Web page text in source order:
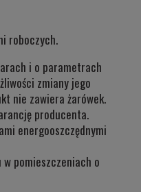
roboczych.
i o parametrach
zmiany jego
nie zawiera żarówek.
producenta.
energooszczędnymi
w pomieszczeniach o